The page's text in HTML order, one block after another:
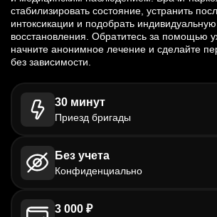
стабилизировать состояние, устранить
интоксикации и подобрать
восстановления. Обратитесь за помощью
начните анонимное лечение и сделайте
без зависимости.
30 минут
Приезд бригады
Без учета
Конфиденциально
3 000 ₽